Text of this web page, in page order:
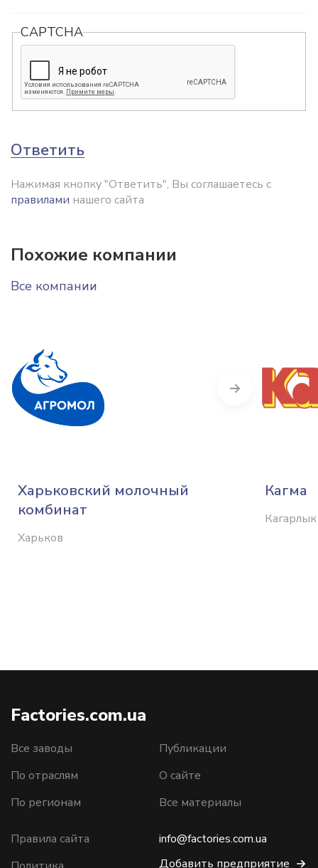
CAPTCHA
Ответить
Нажимая кнопку "Ответить", Вы соглашаетесь с
правилами нашего сайта
Похожие компании
Все компании
Харьковский молочный
комбинат
Харьков
Кагма
Кагарлык
Next
Factories.com.ua
Все заводы
По отраслям
По регионам
Публикации
О сайте
Все материалы
Правила сайта
info@factories.com.ua
Добавить предприятие